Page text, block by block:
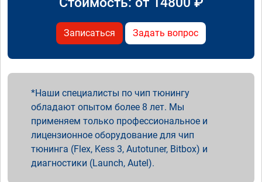
Записаться Задать вопрос
Наши специалисты по чип тюнингу
обладают опытом более 8 лет. Мы
применяем только профессиональное и
лицензионное оборудование для чип
тюнинга (Flex, Kess 3, Autotuner, Bitbox) и
диагностики (Launch, Autel).